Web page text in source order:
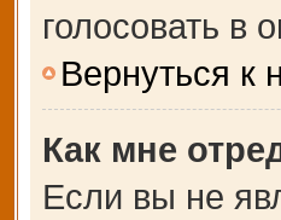
голосовать в
Вернуться к
Как мне
Если вы не